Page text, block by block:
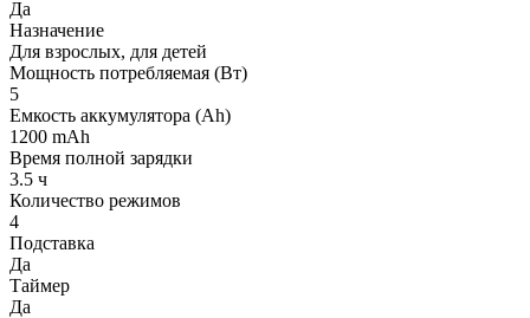
Да
Назначение
Для взрослых, для детей
Мощность потребляемая (Вт)
5
Емкость аккумулятора (Ah)
1200 mAh
Время полной зарядки
3.5 ч
Количество режимов
4
Подставка
Да
Таймер
Да